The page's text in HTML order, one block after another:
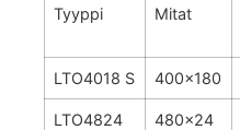
Tyyppi Mitat
LTO4018 S 400x180
LTO4824
480x24